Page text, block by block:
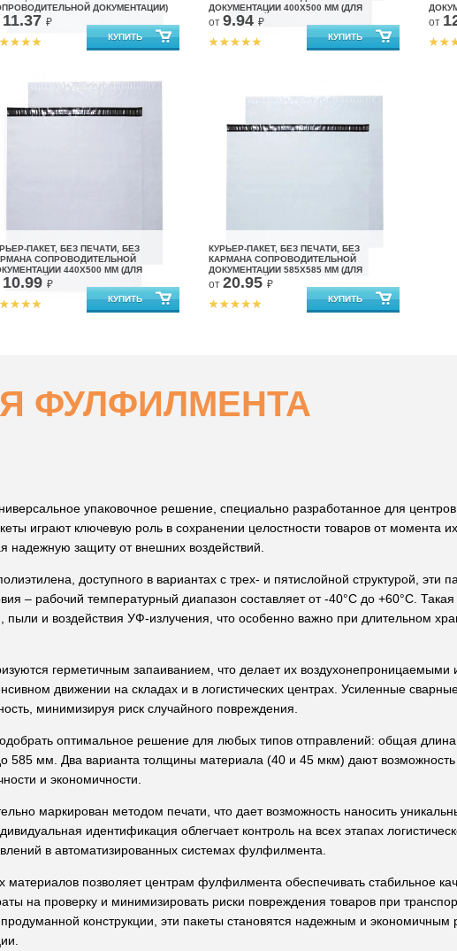
ДОКУМЕНТАЦИИ)
11.37 ₽
ДОКУМЕНТАЦИИ 400X500 ММ (ДЛЯ
МАРКЕТПЛЕЙСОВ)
от 9.94 ₽ от
ПАКЕТ, БЕЗ ПЕЧАТИ, БЕЗ
СОПРОВОДИТЕЛЬНОЙ
440X500 ММ (ДЛЯ
10.99 ₽
КУРЬЕР-ПАКЕТ, БЕЗ ПЕЧАТИ, БЕЗ
КАРМАНА СОПРОВОДИТЕЛЬНОЙ
ДОКУМЕНТАЦИИ 585X585 ММ (ДЛЯ
МАРКЕТПЛЕЙСОВ)
от 20.95 ₽
ФУЛФИЛМЕНТА
упаковочное решение, специально разработанное для
играют ключевую роль в сохранении целостности товаров от момента
надежную защиту от внешних воздействий.
доступного в вариантах с трех- и пятислойной структурой, эти
– рабочий температурный диапазон составляет от -40°С до +60°С.
пыли и воздействия УФ-излучения, что особенно важно при длительном
герметичным запаиванием, что делает их воздухонепроницаемыми
движении на складах и в логистических центрах. Усиленные
минимизируя риск случайного повреждения.
оптимальное решение для любых типов отправлений: общая длина
мм. Два варианта толщины материала (40 и 45 мкм) дают возможность
и экономичности.
маркирован методом печати, что дает возможность наносить
идентификация облегчает контроль на всех этапах
в автоматизированных системах фулфилмента.
материалов позволяет центрам фулфилмента обеспечивать стабильное
на проверку и минимизировать риски повреждения товаров при
конструкции, эти пакеты становятся надежным и